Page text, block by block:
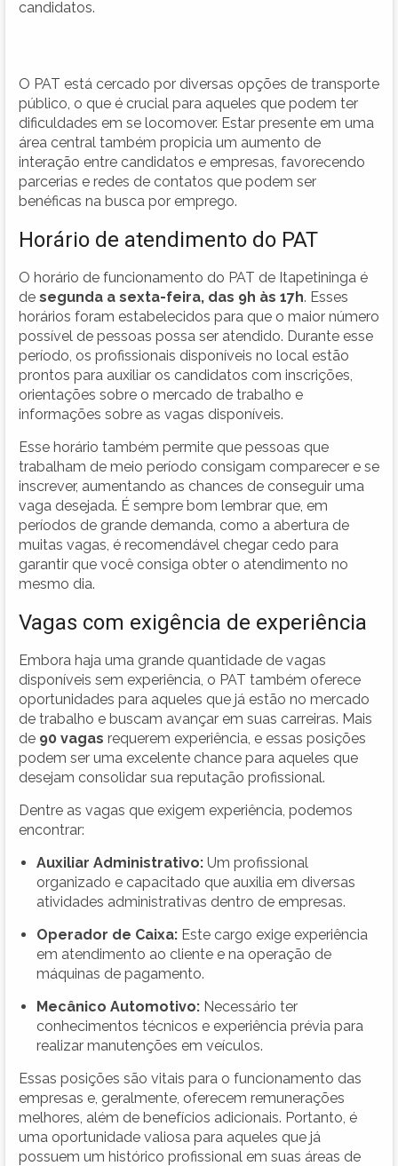
candidatos.
O PAT está cercado por diversas opções de transporte
público, o que é crucial para aqueles que podem ter
dificuldades em se locomover. Estar presente em uma
área central também propicia um aumento de
interação entre candidatos e empresas, favorecendo
parcerias e redes de contatos que podem ser
benéficas na busca por emprego.
Horário de atendimento do PAT
O horário de funcionamento do PAT de Itapetininga é
de segunda a sexta-feira, das 9h às 17h. Esses
horários foram estabelecidos para que o maior número
possível de pessoas possa ser atendido. Durante esse
período, os profissionais disponíveis no local estão
prontos para auxiliar os candidatos com inscrições,
orientações sobre o mercado de trabalho e
informações sobre as vagas disponíveis.
Esse horário também permite que pessoas que
trabalham de meio período consigam comparecer e se
inscrever, aumentando as chances de conseguir uma
vaga desejada. É sempre bom lembrar que, em
períodos de grande demanda, como a abertura de
muitas vagas, é recomendável chegar cedo para
garantir que você consiga obter o atendimento no
mesmo dia.
Vagas com exigência de experiência
Embora haja uma grande quantidade de vagas
disponíveis sem experiência, o PAT também oferece
oportunidades para aqueles que já estão no mercado
de trabalho e buscam avançar em suas carreiras. Mais
de 90 vagas requerem experiência, e essas posições
podem ser uma excelente chance para aqueles que
desejam consolidar sua reputação profissional.
Dentre as vagas que exigem experiência, podemos
encontrar:
Auxiliar Administrativo: Um profissional
organizado e capacitado que auxilia em diversas
atividades administrativas dentro de empresas.
Operador de Caixa: Este cargo exige experiência
em atendimento ao cliente e na operação de
máquinas de pagamento.
Mecânico Automotivo: Necessário ter
conhecimentos técnicos e experiência prévia para
realizar manutenções em veículos.
Essas posições são vitais para o funcionamento das
empresas e, geralmente, oferecem remunerações
melhores, além de benefícios adicionais. Portanto, é
uma oportunidade valiosa para aqueles que já
possuem um histórico profissional em suas áreas de